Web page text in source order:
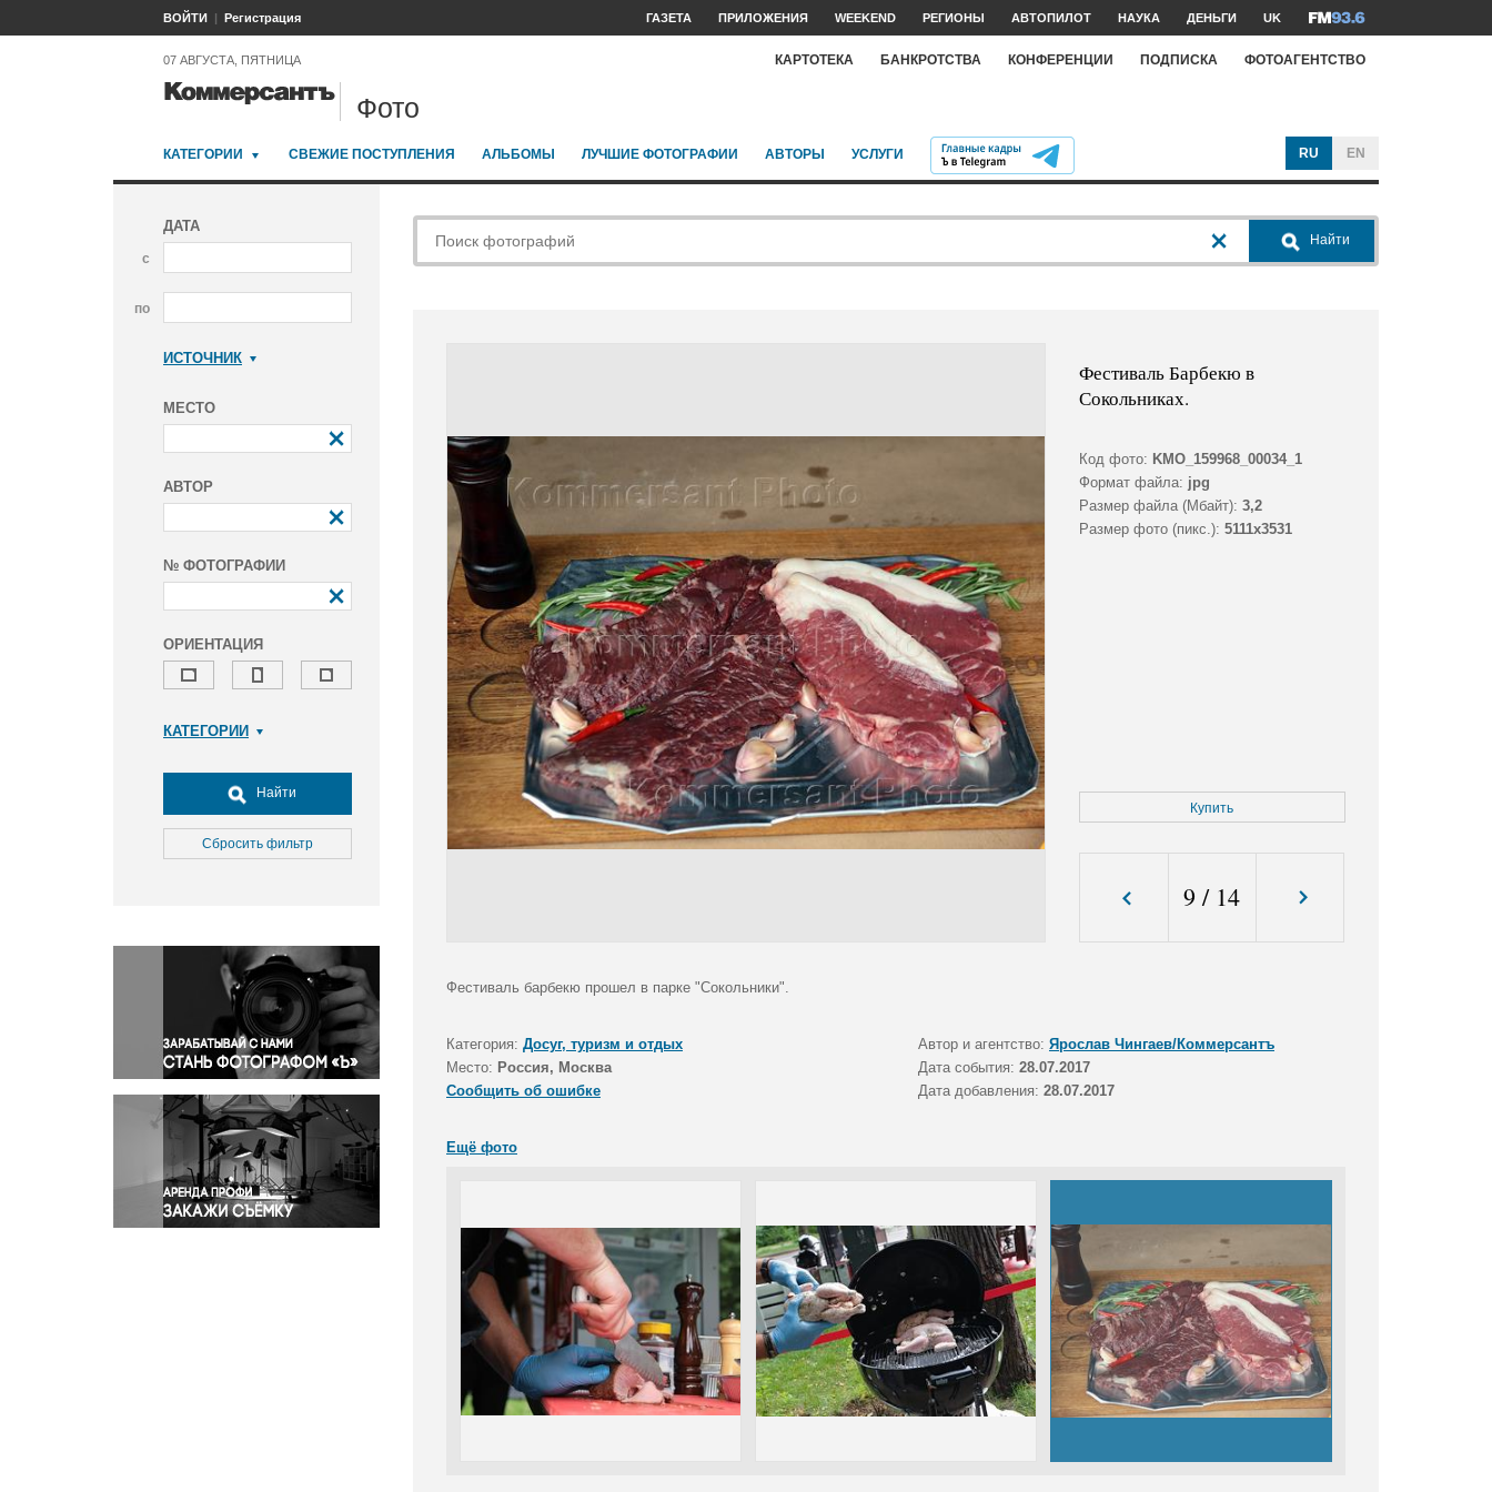
ВОЙТИ Регистрация ГАЗЕТА ПРИЛОЖЕНИЯ WEEKEND РЕГИОНЫ АВТОПИЛОТ НАУКА ДЕНЬГИ UK
07 АВГУСТА, ПЯТНИЦА КАРТОТЕКА БАНКРОТСТВА КОНФЕРЕНЦИИ ПОДПИСКА ФОТОАГЕНТСТВО
Фото
КАТЕГОРИИ СВЕЖИЕ ПОСТУПЛЕНИЯ АЛЬБОМЫ ЛУЧШИЕ ФОТОГРАФИИ АВТОРЫ УСЛУГИ RU EN
ДАТА
с
по
ИСТОЧНИК
МЕСТО
АВТОР
№ ФОТОГРАФИИ
ОРИЕНТАЦИЯ
КАТЕГОРИИ
Досуг, туризм и отдых
Культура
Медицина
Окружающая среда
Политика
Правосудие
Происшествия и конфликты
Религия
Светская жизнь
Спорт
Экология
Экономика и бизнес
Найти
Сбросить фильтр
Найти
Фестиваль Барбекю в
Сокольниках.
Код фото: KMO_159968_00034_1
Формат файла: jpg
Размер файла (Мбайт): 3,2
Размер фото (пикс.): 5111x3531
Купить
9 / 14
Фестиваль барбекю прошел в парке "Сокольники".
Категория: Досуг, туризм и отдых Автор и агентство: Ярослав Чингаев/Коммерсантъ
Место: Россия, Москва Дата события: 28.07.2017
Сообщить об ошибке
Дата добавления: 28.07.2017
Ещё фото